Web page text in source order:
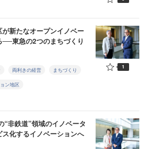
新たなオープンイノベー
──東急の2つのまちづくり
両利きの経営 まちづくり
ン地区
1
“非鉄道”領域のイノベータ
化するイノベーションへ